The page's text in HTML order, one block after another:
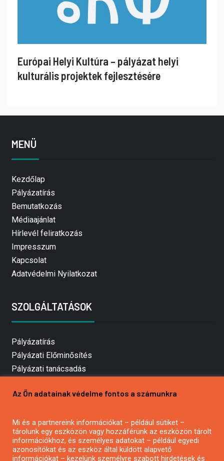
Európai Helyi Kultúra – pályázat helyi
kulturális projektek fejlesztésére
MENÜ
Kezdőlap
Pályázatírás
Bemutatkozás
Médiaajánlat
Hírlevél feliratkozás
Impresszum
Kapcsolat
Adatvédelmi Nyilatkozat
SZOLGÁLTATÁSOK
Pályázatírás
Pályázati Előminősítés
Pályázati tanácsadás
Mezőgazdasági pályázatírás
Pályázatírás civil szervezeteknek
Pályázatírás önkormányzatoknak
Pályázatfigyelés
Az Ön adatainak védelme fontos a számunkra
Mi és a partnereink információkat – például sütiket –
tárolunk egy eszközön vagy hozzáférünk az eszközön tárolt
információkhoz, és személyes adatokat – például egyedi
azonosítókat és az eszköz által küldött alapvető
információkat – kezelünk személyre szabott hirdetések és